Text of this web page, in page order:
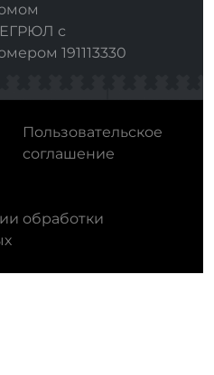
ЕГРЮЛ с
191113330
Пользовательское
соглашение
обработки